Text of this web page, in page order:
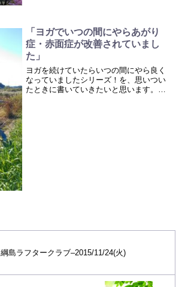
「ヨガでいつの間にやらあがり
症・赤面症が改善されていまし
た」
ヨガを続けていたらいつの間にやら良く
なっていましたシリーズ！を、思いつい
たときに書いていきたいと思います。ま
綱島ラフタークラブ–2015/11/24(火)